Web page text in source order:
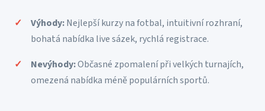
Výhody:Nejlepší kurzy na fotbal, intuitivní rozhraní,
bohatá nabídka live sázek, rychlá registrace.
Nevýhody:Občasné zpomalení při velkých turnajích,
omezená nabídka méně populárních sportů.